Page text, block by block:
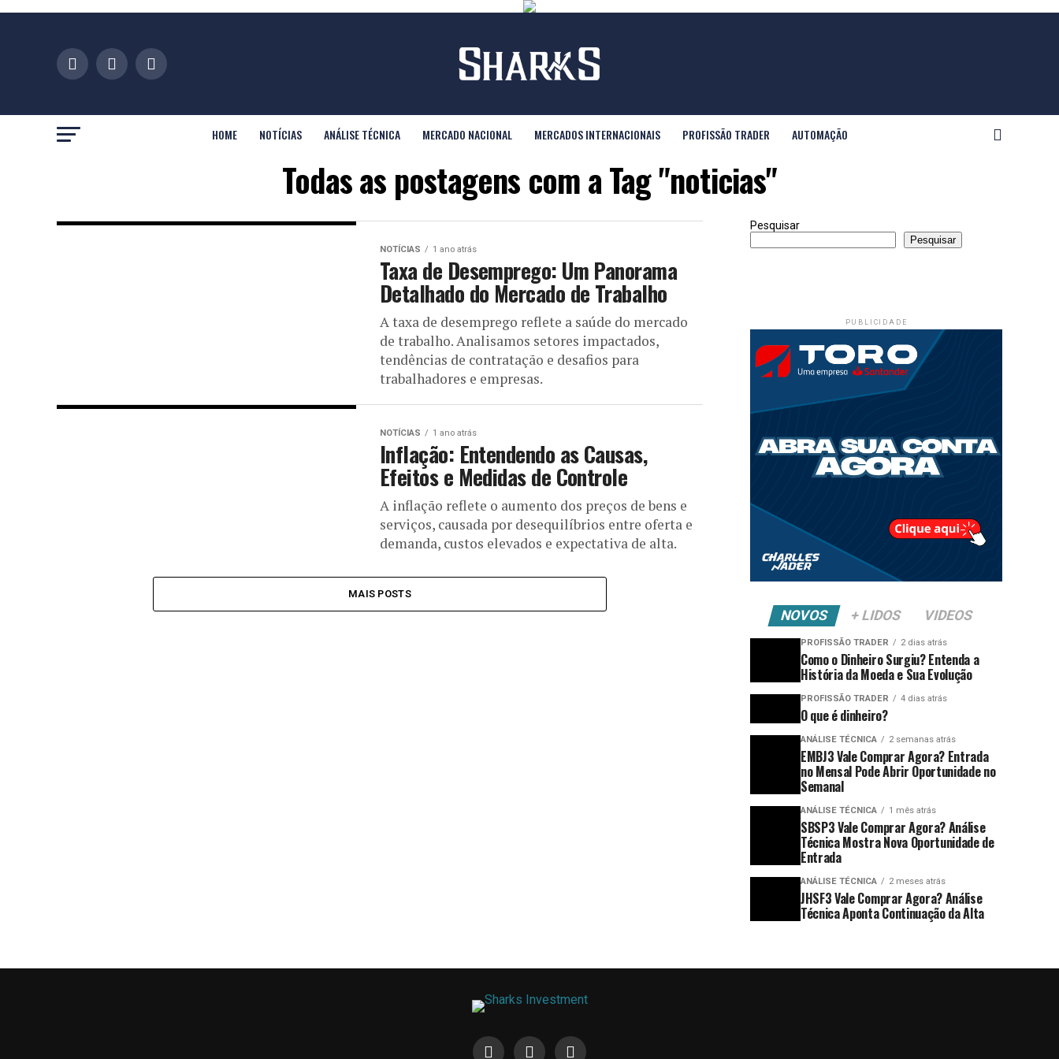
HOME NOTÍCIAS ANÁLISE TÉCNICA MERCADO NACIONAL MERCADOS INTERNACIONAIS PROFISSÃO TRADER AUTOMAÇÃO
Todas as postagens com a Tag "noticias"
NOTÍCIAS 1 ano atrás
Taxa de Desemprego: Um Panorama
Detalhado do Mercado de Trabalho
A taxa de desemprego reflete a saúde do mercado
de trabalho. Analisamos setores impactados,
tendências de contratação e desafios para
trabalhadores e empresas.
NOTÍCIAS 1 ano atrás
Inflação: Entendendo as Causas,
Efeitos e Medidas de Controle
A inflação reflete o aumento dos preços de bens e
serviços, causada por desequilíbrios entre oferta e
demanda, custos elevados e expectativa de alta.
MAIS POSTS
Pesquisar
Pesquisar
PUBLICIDADE
NOVOS + LIDOS VIDEOS
PROFISSÃO TRADER 2 dias atrás
Como o Dinheiro Surgiu? Entenda a
História da Moeda e Sua Evolução
PROFISSÃO TRADER 4 dias atrás
O que é dinheiro?
ANÁLISE TÉCNICA 2 semanas atrás
EMBJ3 Vale Comprar Agora? Entrada
no Mensal Pode Abrir Oportunidade no
Semanal
ANÁLISE TÉCNICA 1 mês atrás
SBSP3 Vale Comprar Agora? Análise
Técnica Mostra Nova Oportunidade de
Entrada
ANÁLISE TÉCNICA 2 meses atrás
JHSF3 Vale Comprar Agora? Análise
Técnica Aponta Continuação da Alta